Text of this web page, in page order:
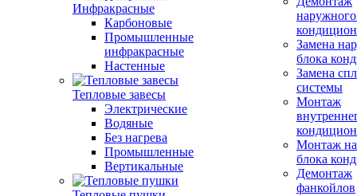
Инфракрасные
Карбоновые
Промышленные
инфракрасные
Настенные
Тепловые завесы
Электрические
Водяные
Без нагрева
Промышленные
Вертикальные
Замена
блока
Замена
системы
Монтаж
Монтаж
блока
Демонтаж
фанкойлов